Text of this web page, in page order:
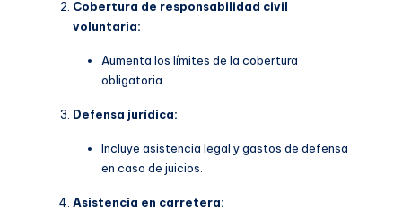
Cobertura de responsabilidad civil
voluntaria:
Aumenta los límites de la cobertura
obligatoria.
Defensa jurídica:
Incluye asistencia legal y gastos de defensa
en caso de juicios.
Asistencia en carretera: